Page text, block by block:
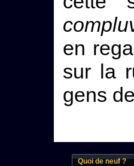
en
sur la
gens
Quoi de neuf ?